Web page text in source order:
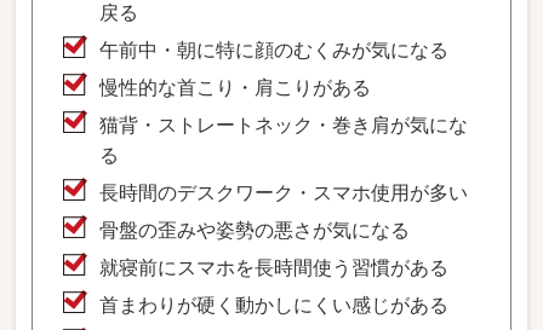
戻る
午前中・朝に特に顔のむくみが気になる
慢性的な首こり・肩こりがある
猫背・ストレートネック・巻き肩が気にな
る
長時間のデスクワーク・スマホ使用が多い
骨盤の歪みや姿勢の悪さが気になる
就寝前にスマホを長時間使う習慣がある
首まわりが硬く動かしにくい感じがある